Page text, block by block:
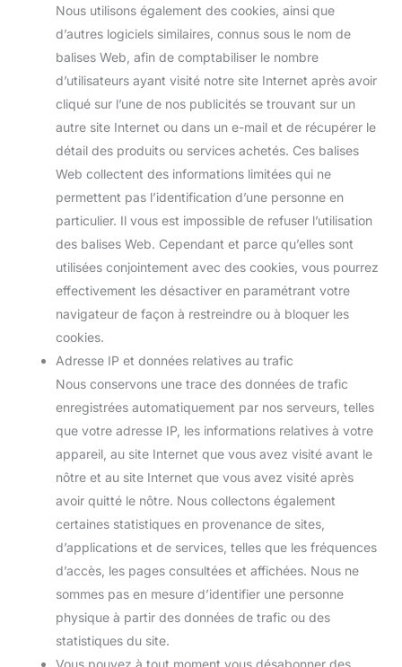
Nous utilisons également des cookies, ainsi que
d’autres logiciels similaires, connus sous le nom de
balises Web, afin de comptabiliser le nombre
d’utilisateurs ayant visité notre site Internet après avoir
cliqué sur l’une de nos publicités se trouvant sur un
autre site Internet ou dans un e-mail et de récupérer le
détail des produits ou services achetés. Ces balises
Web collectent des informations limitées qui ne
permettent pas l’identification d’une personne en
particulier. Il vous est impossible de refuser l’utilisation
des balises Web. Cependant et parce qu’elles sont
utilisées conjointement avec des cookies, vous pourrez
effectivement les désactiver en paramétrant votre
navigateur de façon à restreindre ou à bloquer les
cookies.
Adresse IP et données relatives au trafic
Nous conservons une trace des données de trafic
enregistrées automatiquement par nos serveurs, telles
que votre adresse IP, les informations relatives à votre
appareil, au site Internet que vous avez visité avant le
nôtre et au site Internet que vous avez visité après
avoir quitté le nôtre. Nous collectons également
certaines statistiques en provenance de sites,
d’applications et de services, telles que les fréquences
d’accès, les pages consultées et affichées. Nous ne
sommes pas en mesure d’identifier une personne
physique à partir des données de trafic ou des
statistiques du site.
Vous pouvez à tout moment vous désabonner des